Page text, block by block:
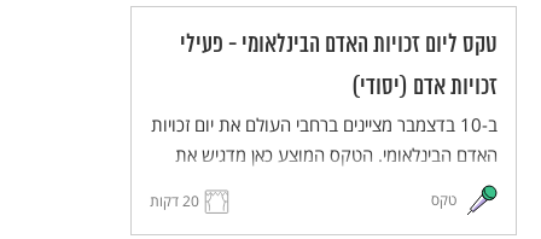
טקס ליום זכויות האדם הבינלאומי - פעילי
זכויות אדם (יסודי)
ב-10 בדצמבר מציינים ברחבי העולם את יום זכויות
האדם הבינלאומי. הטקס המוצע כאן מדגיש את
העשייה של פעילים למען זכויות אדם. הטקס
יתקיים בפורמט כיתתי בכיתות בית הספר השונות
טקס 20 דקות